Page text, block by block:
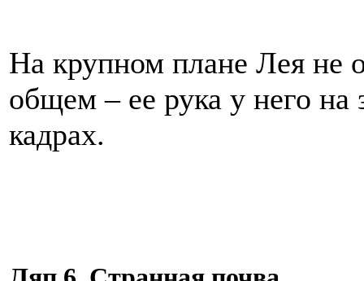
На крупном плане Лея не
общем – ее рука у него
кадрах.